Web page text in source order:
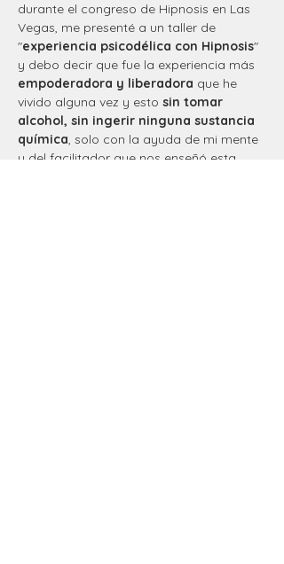
durante el congreso de Hipnosis en Las
Vegas, me presenté a un taller de
"experiencia psicodélica con Hipnosis"
y debo decir que fue la experiencia más
empoderadora y liberadora que he
vivido alguna vez y esto sin tomar
alcohol, sin ingerir ninguna sustancia
química, solo con la ayuda de mi mente
y del facilitador que nos enseñó esta